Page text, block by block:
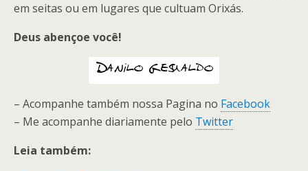
em seitas ou em lugares que cultuam Orixás.
Deus abençoe você!
– Acompanhe também nossa Pagina no Facebook
– Me acompanhe diariamente pelo Twitter
Leia também: